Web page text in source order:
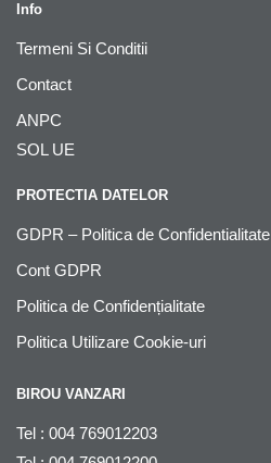
Info
Termeni Si Conditii
Contact
ANPC
SOL UE
PROTECTIA DATELOR
GDPR – Politica de Confidentialitate
Cont GDPR
Politica de Confidențialitate
Politica Utilizare Cookie-uri
BIROU VANZARI
Tel : 004 769012203